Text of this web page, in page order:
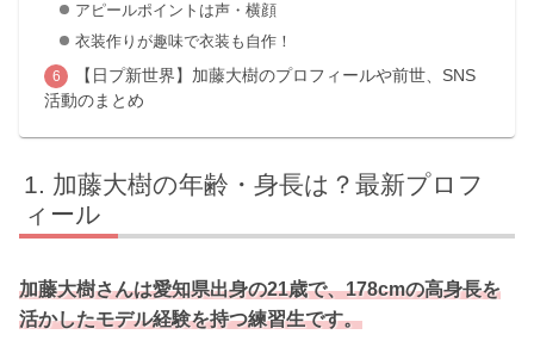
アピールポイントは声・横顔
衣装作りが趣味で衣装も自作！
【日プ新世界】加藤大樹のプロフィールや前世、SNS
活動のまとめ
加藤大樹の年齢・身長は？最新プロフ
ィール
加藤大樹さんは愛知県出身の21歳で、178cmの高身長を
活かしたモデル経験を持つ練習生です。